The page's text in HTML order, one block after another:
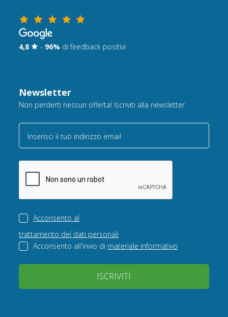
4,8 - 96% di feedback positivi
Newsletter
Non perderti nessun offerta! Iscriviti alla newsletter
Inserisci il tuo indirizzo email
Acconsento al
trattamento dei dati personali
Acconsento all'invio di materiale informativo
ISCRIVITI